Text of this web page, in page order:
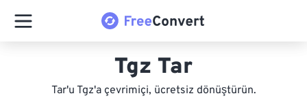
Tgz Tar
Tar'u Tgz'a çevrimiçi, ücretsiz dönüştürün.